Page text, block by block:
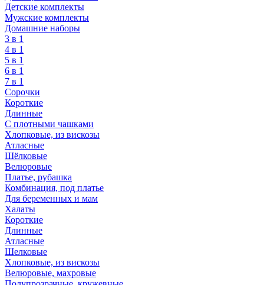
Детские комплекты
Мужские комплекты
Домашние наборы
3 в 1
4 в 1
5 в 1
6 в 1
7 в 1
Сорочки
Короткие
Длинные
С плотными чашками
Хлопковые, из вискозы
Атласные
Шёлковые
Велюровые
Платье, рубашка
Комбинация, под платье
Для беременных и мам
Халаты
Короткие
Длинные
Атласные
Шелковые
Хлопковые, из вискозы
Велюровые, махровые